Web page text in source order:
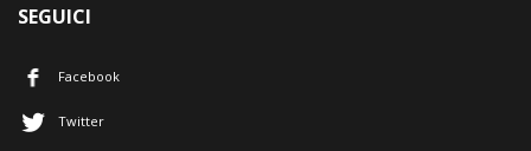
SEGUICI
Facebook
Twitter